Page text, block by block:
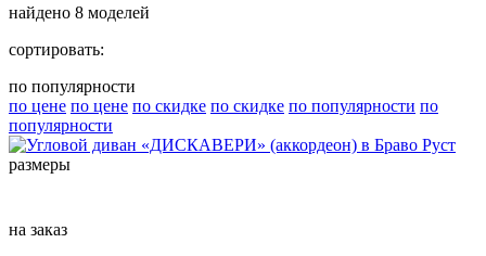
найдено 8 моделей
сортировать:
по популярности
по цене по цене по скидке по скидке по популярности по
популярности
размеры
на заказ